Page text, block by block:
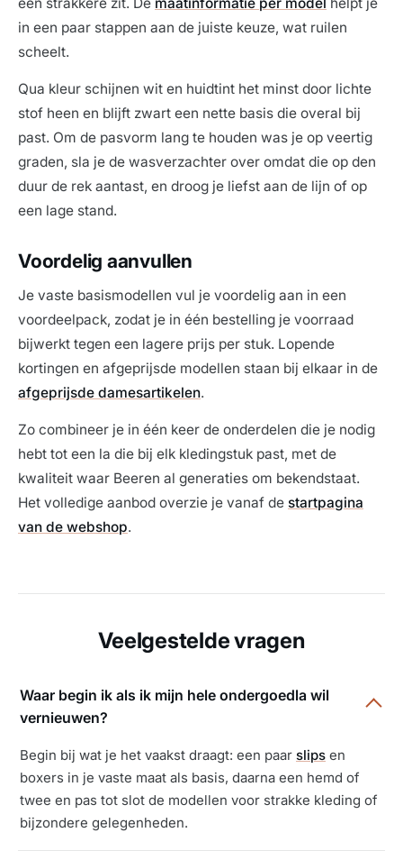
in een paar stappen aan de juiste keuze, wat ruilen
scheelt.
Qua kleur schijnen wit en huidtint het minst door lichte
stof heen en blijft zwart een nette basis die overal bij
past. Om de pasvorm lang te houden was je op veertig
graden, sla je de wasverzachter over omdat die op den
duur de rek aantast, en droog je liefst aan de lijn of op
een lage stand.
Voordelig aanvullen
Je vaste basismodellen vul je voordelig aan in een
voordeelpack, zodat je in één bestelling je voorraad
bijwerkt tegen een lagere prijs per stuk. Lopende
kortingen en afgeprijsde modellen staan bij elkaar in de
afgeprijsde damesartikelen.
Zo combineer je in één keer de onderdelen die je nodig
hebt tot een la die bij elk kledingstuk past, met de
kwaliteit waar Beeren al generaties om bekendstaat.
Het volledige aanbod overzie je vanaf de startpagina
van de webshop.
Veelgestelde vragen
Waar begin ik als ik mijn hele ondergoedla wil
vernieuwen?
Begin bij wat je het vaakst draagt: een paar slips en
boxers in je vaste maat als basis, daarna een hemd of
twee en pas tot slot de modellen voor strakke kleding of
bijzondere gelegenheden.